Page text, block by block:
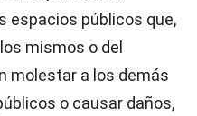
espacios públicos que,
mismos o del
molestar a los demás
o causar daños,